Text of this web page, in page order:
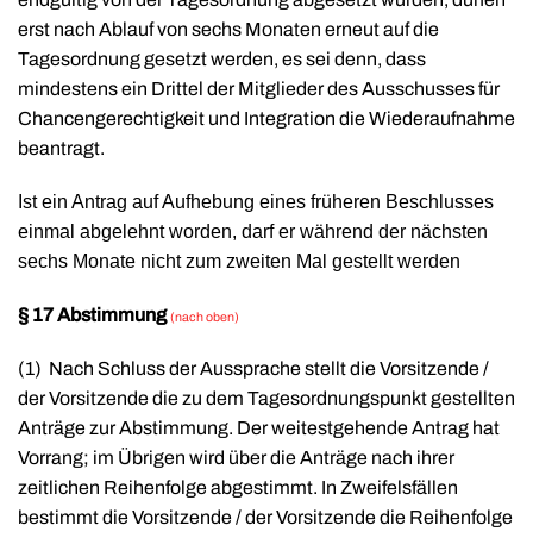
erst nach Ablauf von sechs Monaten erneut auf die
Tagesordnung gesetzt werden, es sei denn, dass
mindestens ein Drittel der Mitglieder des Ausschusses für
Chancengerechtigkeit und Integration die Wiederaufnahme
beantragt.
Ist ein Antrag auf Aufhebung eines früheren Beschlusses
einmal abgelehnt worden, darf er während der nächsten
sechs Monate nicht zum zweiten Mal gestellt werden
§ 17 Abstimmung(nach oben)
(1) Nach Schluss der Aussprache stellt die Vorsitzende /
der Vorsitzende die zu dem Tagesordnungspunkt gestellten
Anträge zur Abstimmung. Der weitestgehende Antrag hat
Vorrang; im Übrigen wird über die Anträge nach ihrer
zeitlichen Reihenfolge abgestimmt. In Zweifelsfällen
bestimmt die Vorsitzende / der Vorsitzende die Reihenfolge